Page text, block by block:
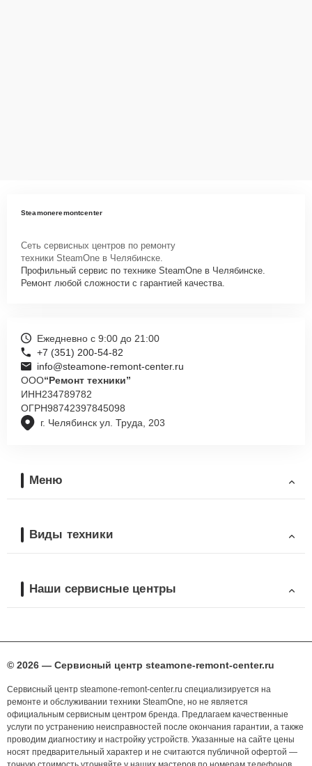
Steamoneremontcenter
Сеть сервисных центров по ремонту
техники SteamOne в Челябинске.
Профильный сервис по технике SteamOne в Челябинске.
Ремонт любой сложности с гарантией качества.
г. Челябинск ул. Труда, 203
Ежедневно с 9:00 до 21:00
+7 (351) 200-54-82
info@steamone-remont-center.ru
ООО“Ремонт техники”
ИНН234789782
ОГРН98742397845098
Меню
Виды техники
Наши сервисные центры
© 2026 — Сервисный центр steamone-remont-center.ru
Сервисный центр steamone-remont-center.ru специализируется на
ремонте и обслуживании техники SteamOne, но не является
официальным сервисным центром бренда. Предлагаем качественные
услуги по устранению неисправностей после окончания гарантии, а также
проводим диагностику и настройку устройств. Указанные на сайте цены
носят предварительный характер и не считаются публичной офертой —